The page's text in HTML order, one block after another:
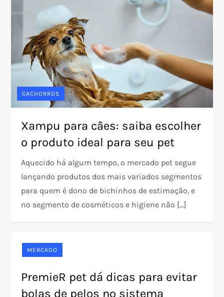
CACHORROS
Xampu para cães: saiba escolher
o produto ideal para seu pet
Aquecido há algum tempo, o mercado pet segue
lançando produtos dos mais variados segmentos
para quem é dono de bichinhos de estimação, e
no segmento de cosméticos e higiene não […]
MERCADO
PremieR pet dá dicas para evitar
bolas de pelos no sistema